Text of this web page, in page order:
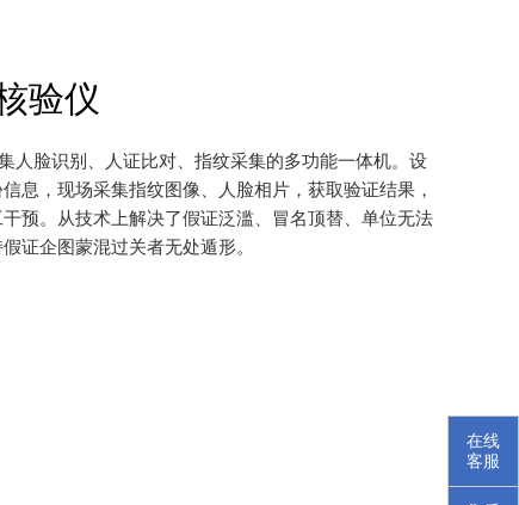
验仪
人脸识别、人证比对、指纹采集的多功能一体机。设
息，现场采集指纹图像、人脸相片，获取验证结果，
预。从技术上解决了假证泛滥、冒名顶替、单位无法
证企图蒙混过关者无处遁形。
在线
客服